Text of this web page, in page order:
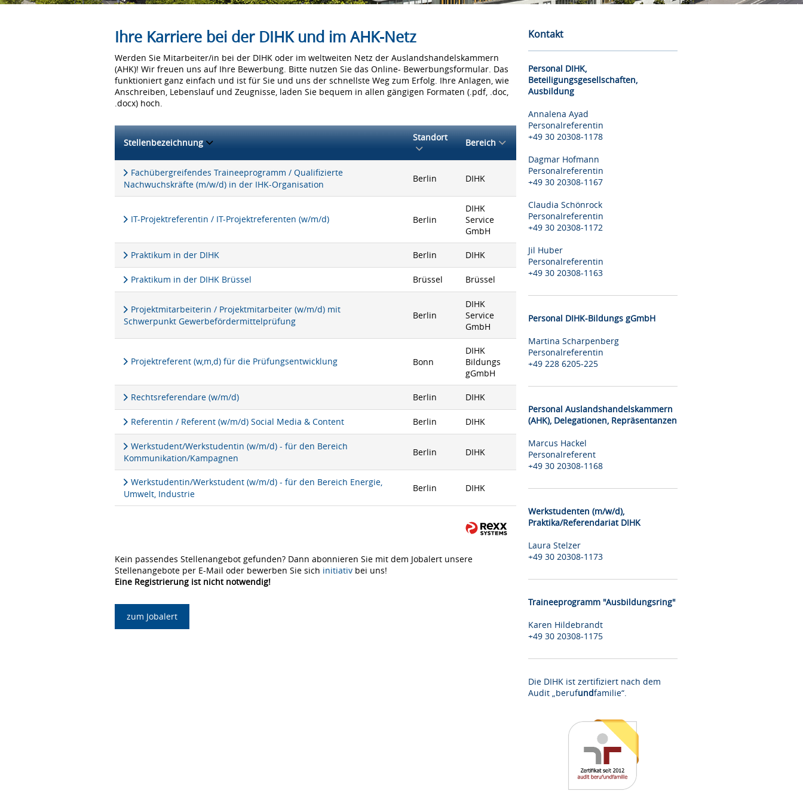
Ihre Karriere bei der DIHK und im AHK-Netz
Werden Sie Mitarbeiter/in bei der DIHK oder im weltweiten Netz der Auslandshandelskammern
(AHK)! Wir freuen uns auf Ihre Bewerbung. Bitte nutzen Sie das Online- Bewerbungsformular. Das
funktioniert ganz einfach und ist für Sie und uns der schnellste Weg zum Erfolg. Ihre Anlagen, wie
Anschreiben, Lebenslauf und Zeugnisse, laden Sie bequem in allen gängigen Formaten (.pdf, .doc,
.docx) hoch.
Stellenbezeichnung Standort Bereich
Fachübergreifendes Traineeprogramm / Qualifizierte
Nachwuchskräfte (m/w/d) in der IHK-Organisation
Berlin DIHK
IT-Projektreferentin / IT-Projektreferenten (w/m/d) Berlin
DIHK
Service
GmbH
Praktikum in der DIHK Berlin DIHK
Praktikum in der DIHK Brüssel Brüssel Brüssel
Projektmitarbeiterin / Projektmitarbeiter (w/m/d) mit
Schwerpunkt Gewerbefördermittelprüfung
Berlin
DIHK
Service
GmbH
Projektreferent (w,m,d) für die Prüfungsentwicklung Bonn
DIHK
Bildungs
gGmbH
Rechtsreferendare (w/m/d) Berlin DIHK
Referentin / Referent (w/m/d) Social Media & Content Berlin DIHK
Werkstudent/Werkstudentin (w/m/d) - für den Bereich
Kommunikation/Kampagnen
Berlin DIHK
Werkstudentin/Werkstudent (w/m/d) - für den Bereich Energie,
Umwelt, Industrie
Berlin DIHK
Kein passendes Stellenangebot gefunden? Dann abonnieren Sie mit dem Jobalert unsere
Stellenangebote per E-Mail oder bewerben Sie sich initiativ bei uns!
Eine Registrierung ist nicht notwendig!
zum Jobalert
Kontakt
Personal DIHK,
Beteiligungsgesellschaften,
Ausbildung
Annalena Ayad
Personalreferentin
+49 30 20308-1178
Dagmar Hofmann
Personalreferentin
+49 30 20308-1167
Claudia Schönrock
Personalreferentin
+49 30 20308-1172
Jil Huber
Personalreferentin
+49 30 20308-1163
Personal DIHK-Bildungs gGmbH
Martina Scharpenberg
Personalreferentin
+49 228 6205-225
Personal Auslandshandelskammern
(AHK), Delegationen, Repräsentanzen
Marcus Hackel
Personalreferent
+49 30 20308-1168
Werkstudenten (m/w/d),
Praktika/Referendariat DIHK
Laura Stelzer
+49 30 20308-1173
Traineeprogramm "Ausbildungsring"
Karen Hildebrandt
+49 30 20308-1175
Die DIHK ist zertifiziert nach dem
Audit „berufundfamilie“.